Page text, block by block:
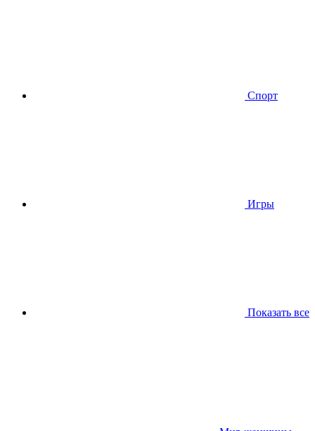
Спорт
Игры
Показать все